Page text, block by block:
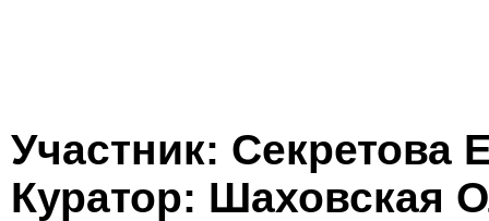
Участник: Секретова
Куратор: Шаховская